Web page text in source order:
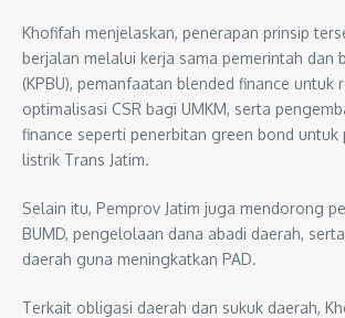
Khofifah menjelaskan, penerapan prinsip
berjalan melalui kerja sama pemerintah dan
(KPBU), pemanfaatan blended finance untuk
optimalisasi CSR bagi UMKM, serta
finance seperti penerbitan green bond untuk
listrik Trans Jatim.
Selain itu, Pemprov Jatim juga mendorong
BUMD, pengelolaan dana abadi daerah,
daerah guna meningkatkan PAD.
Terkait obligasi daerah dan sukuk daerah,